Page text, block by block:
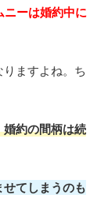
ニーは婚約中に
ますよね。ち
約の間柄は続
てしまうのも